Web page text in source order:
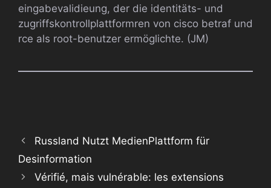
eingabevalidieung, der die identitäts- und
zugriffskontrollplattformren von cisco betraf und
rce als root-benutzer ermöglichte. (JM)
Russland Nutzt MedienPlattform für
Desinformation
Vérifié, mais vulnérable: les extensions